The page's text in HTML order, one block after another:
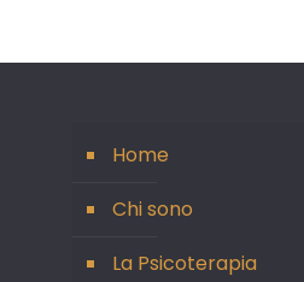
Home
Chi sono
La Psicoterapia